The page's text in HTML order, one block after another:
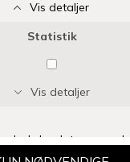
-50%